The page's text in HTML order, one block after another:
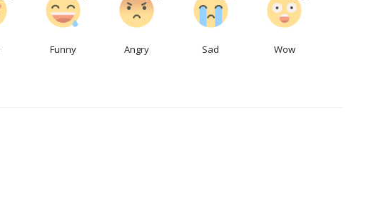
Funny Angry Sad Wow